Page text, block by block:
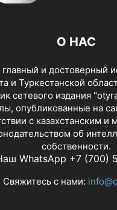
О НАС
главный и достоверный
и Туркестанской
сетевого издания
опубликованные на
с казахстанским
об
собственности.
WhatsApp +7 (700)
Свяжитесь с нами: